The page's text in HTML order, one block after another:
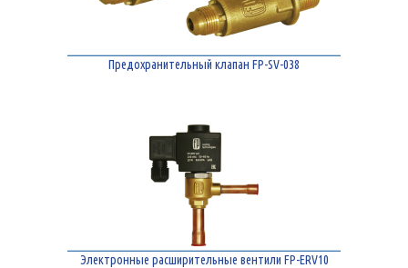
Предохранительный клапан FP-SV-038
Электронные расширительные вентили FP-ERV10